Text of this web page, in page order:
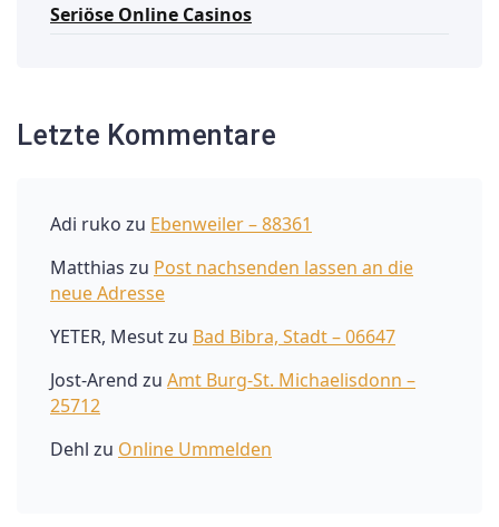
Seriöse Online Casinos
Letzte Kommentare
Adi ruko zu Ebenweiler – 88361
Matthias zu Post nachsenden lassen an die
neue Adresse
YETER, Mesutzu Bad Bibra, Stadt – 06647
Jost-Arend zu Amt Burg-St. Michaelisdonn –
25712
Dehl zu Online Ummelden